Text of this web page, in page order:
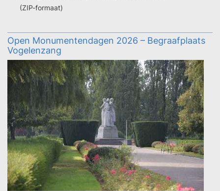
(ZIP-formaat)
Open Monumentendagen 2026 – Begraafplaats
Vogelenzang